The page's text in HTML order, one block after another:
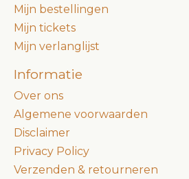
Mijn bestellingen
Mijn tickets
Mijn verlanglijst
Informatie
Over ons
Algemene voorwaarden
Disclaimer
Privacy Policy
Verzenden & retourneren